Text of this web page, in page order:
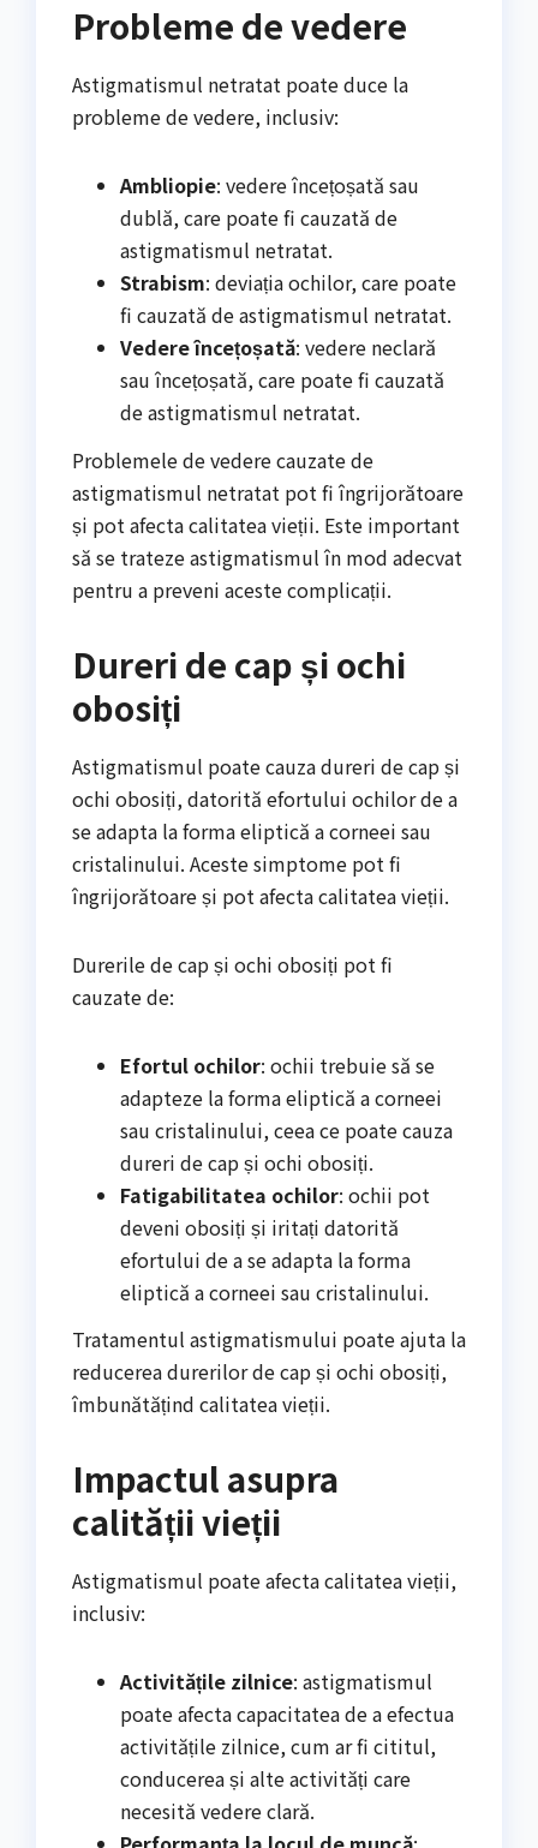
Probleme de vedere
Astigmatismul netratat poate duce la
probleme de vedere, inclusiv:
Ambliopie: vedere încețoșată sau
dublă, care poate fi cauzată de
astigmatismul netratat.
Strabism: deviația ochilor, care poate
fi cauzată de astigmatismul netratat.
Vedere încețoșată: vedere neclară
sau încețoșată, care poate fi cauzată
de astigmatismul netratat.
Problemele de vedere cauzate de
astigmatismul netratat pot fi îngrijorătoare
și pot afecta calitatea vieții. Este important
să se trateze astigmatismul în mod adecvat
pentru a preveni aceste complicații.
Dureri de cap și ochi
obosiți
Astigmatismul poate cauza dureri de cap și
ochi obosiți, datorită efortului ochilor de a
se adapta la forma eliptică a corneei sau
cristalinului. Aceste simptome pot fi
îngrijorătoare și pot afecta calitatea vieții.
Durerile de cap și ochi obosiți pot fi
cauzate de:
Efortul ochilor: ochii trebuie să se
adapteze la forma eliptică a corneei
sau cristalinului, ceea ce poate cauza
dureri de cap și ochi obosiți.
Fatigabilitatea ochilor: ochii pot
deveni obosiți și iritați datorită
efortului de a se adapta la forma
eliptică a corneei sau cristalinului.
Tratamentul astigmatismului poate ajuta la
reducerea durerilor de cap și ochi obosiți,
îmbunătățind calitatea vieții.
Impactul asupra
calității vieții
Astigmatismul poate afecta calitatea vieții,
inclusiv:
Activitățile zilnice: astigmatismul
poate afecta capacitatea de a efectua
activitățile zilnice, cum ar fi cititul,
conducerea și alte activități care
necesită vedere clară.